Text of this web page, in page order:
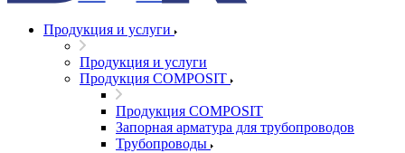
Продукция и услуги
Продукция и услуги
Продукция COMPOSIT
Продукция COMPOSIT
Запорная арматура для трубопроводов
Трубопроводы